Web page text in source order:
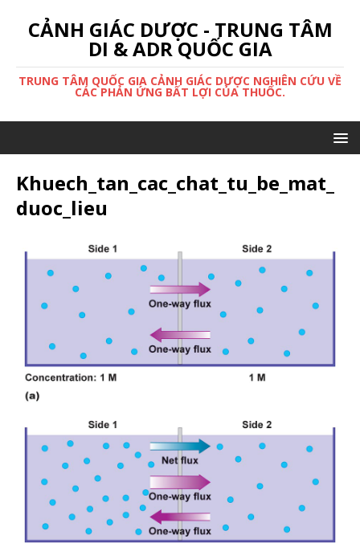
CẢNH GIÁC DƯỢC - TRUNG TÂM
DI & ADR QUỐC GIA
TRUNG TÂM QUỐC GIA CẢNH GIÁC DƯỢC NGHIÊN CỨU VỀ
CÁC PHẢN ỨNG BẤT LỢI CỦA THUỐC.
Khuech_tan_cac_chat_tu_be_mat_
duoc_lieu